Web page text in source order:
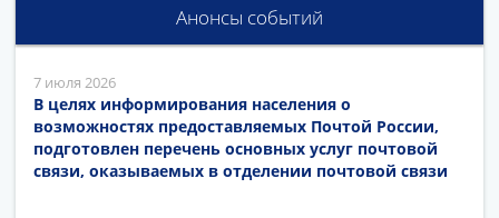
Анонсы событий
7 июля 2026
В целях информирования населения о
возможностях предоставляемых Почтой России,
подготовлен перечень основных услуг почтовой
связи, оказываемых в отделении почтовой связи